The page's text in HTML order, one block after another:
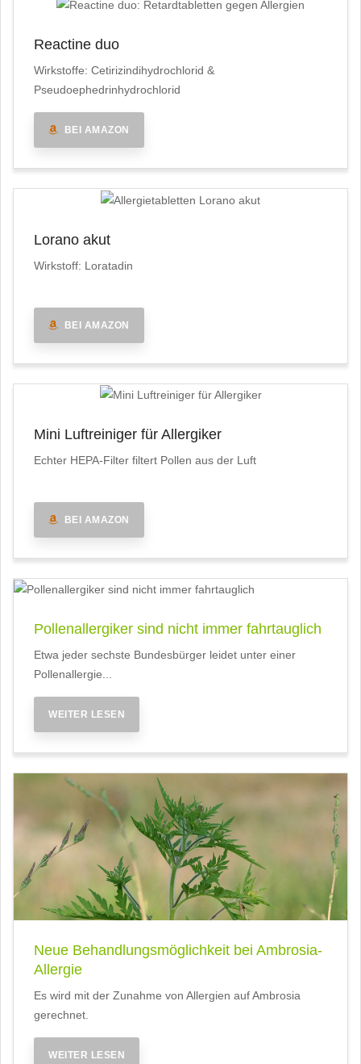
Reactine duo
Wirkstoffe: Cetirizindihydrochlorid &
Pseudoephedrinhydrochlorid
BEI AMAZON
Lorano akut
Wirkstoff: Loratadin
BEI AMAZON
Mini Luftreiniger für Allergiker
Echter HEPA-Filter filtert Pollen aus der Luft
BEI AMAZON
Pollenallergiker sind nicht immer fahrtauglich
Etwa jeder sechste Bundesbürger leidet unter einer
Pollenallergie...
WEITER LESEN
Neue Behandlungsmöglichkeit bei Ambrosia-
Allergie
Es wird mit der Zunahme von Allergien auf Ambrosia
gerechnet.
WEITER LESEN